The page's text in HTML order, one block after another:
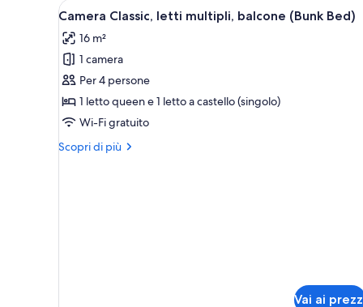
vista
Apri
tutte
le
foto
per
Camera
Classic,
multipli,
Una camera d'albergo con
11
Camera Classic, letti multipli, balcone (Bunk Bed)
16 m²
1 camera
Per 4 persone
1 letto queen e 1 letto a castello (singolo)
Wi-Fi gratuito
Scopri di più
Altri
Vai ai